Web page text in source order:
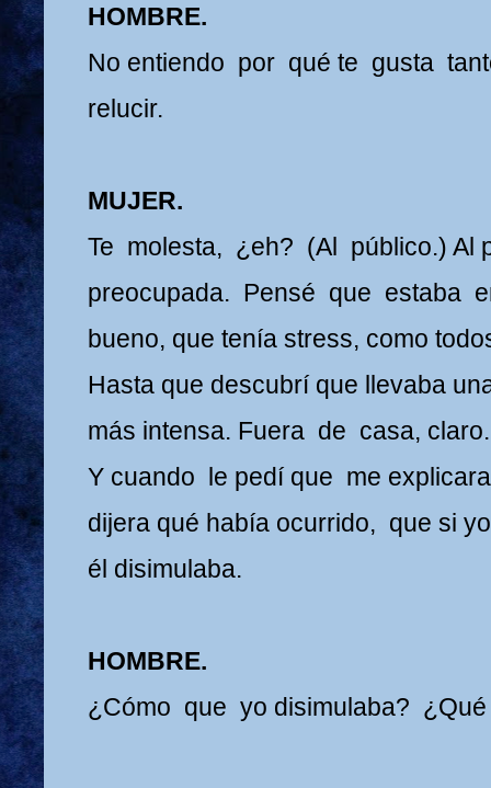
HOMBRE.
No entiendo por qué te gusta
relucir.
MUJER.
Te molesta, ¿eh? (Al público.) Al
preocupada. Pensé que estaba
bueno, que tenía stress, como
Hasta que descubrí que llevaba
más intensa. Fuera de casa, claro.
Y cuando le pedí que me
dijera qué había ocurrido, que si
él disimulaba.
HOMBRE.
¿Cómo que yo disimulaba?